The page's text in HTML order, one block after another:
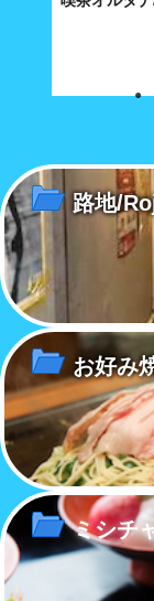
八坂神社に通
路地/
お好み
ミシチ